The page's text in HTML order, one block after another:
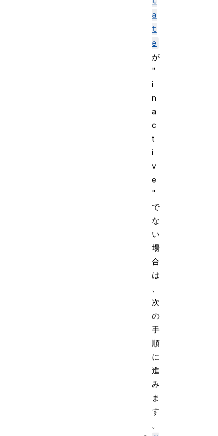
a
t
e
が
"
i
n
a
c
t
i
v
e
"
で
な
い
場
合
は
、
次
の
手
順
に
進
み
ま
す
。